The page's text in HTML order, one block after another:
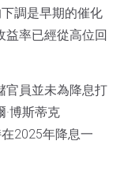
調是早期的催化
率已經從高位回
官員並未為降息打
博斯蒂克
2025年降息一